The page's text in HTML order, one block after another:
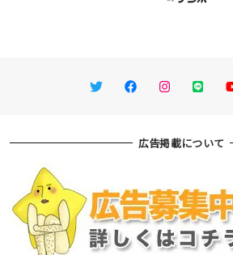
TwitterFacebookInstagram
LINE
広告掲載について